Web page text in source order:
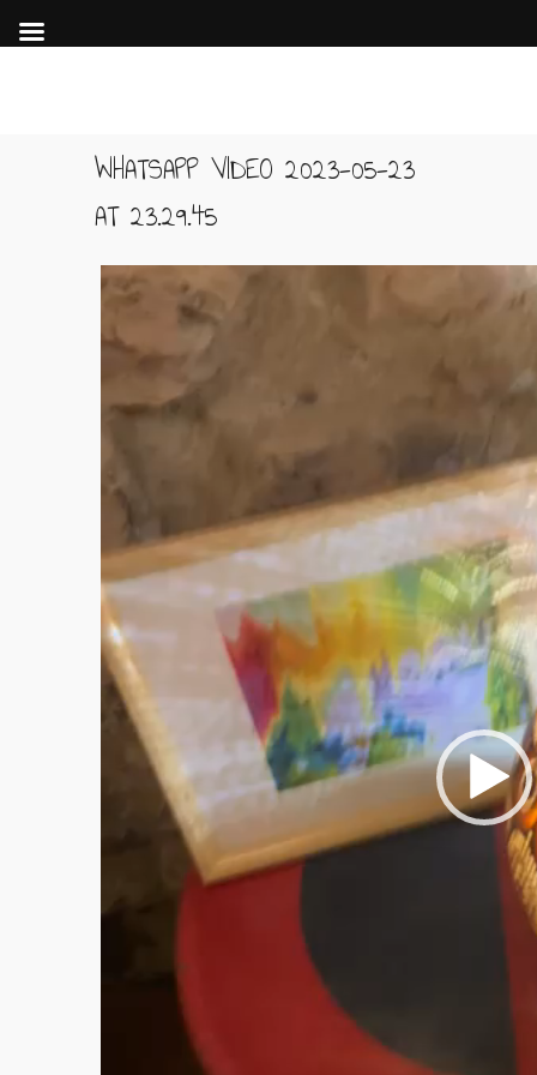
WHATSAPP VIDEO 2023-05-23
AT 23.29.45
Lecteur
vidéo